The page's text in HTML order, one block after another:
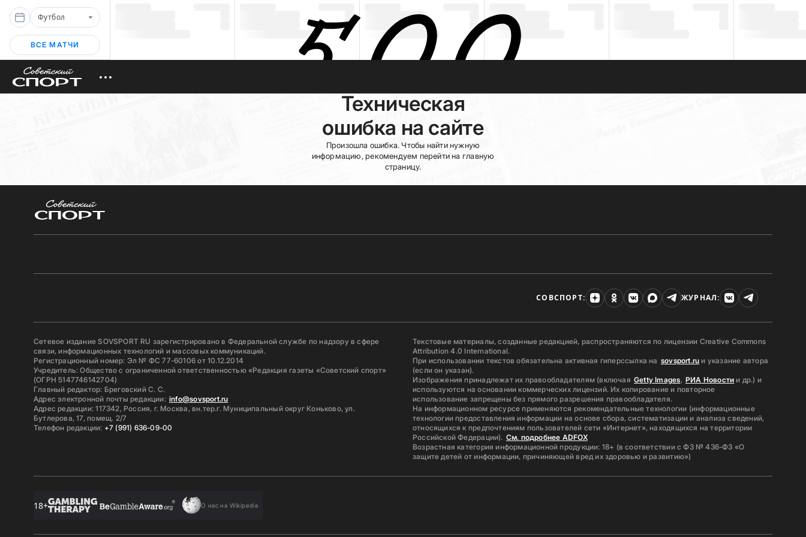
Футбол
ВСЕ МАТЧИ
Техническая
ошибка на сайте
Произошла ошибка. Чтобы найти нужную
информацию, рекомендуем перейти на главную
страницу.
СОВСПОРТ: ЖУРНАЛ:
Сетевое издание SOVSPORT RU зарегистрировано в Федеральной службе по надзору в сфере
связи, информационных технологий и массовых коммуникаций.
Регистрационный номер: Эл № ФС 77-60106 от 10.12.2014
Учредитель: Общество с ограниченной ответственностью «Редакция газеты «Советский спорт»
(ОГРН 5147746142704)
Главный редактор: Бреговский С. С.
Адрес электронной почты редакции: info@sovsport.ru
Адрес редакции: 117342, Россия, г. Москва, вн.тер.г. Муниципальный округ Коньково, ул.
Бутлерова, 17, помещ. 2/7
Телефон редакции: +7 (991) 636-09-00
Текстовые материалы, созданные редакцией, распространяются по лицензии Creative Commons
Attribution 4.0 International.
При использовании текстов обязательна активная гиперссылка на sovsport.ru и указание автора
(если он указан).
Изображения принадлежат их правообладателям (включая Getty Images, РИА Новости и др.) и
используются на основании коммерческих лицензий. Их копирование и повторное
использование запрещены без прямого разрешения правообладателя.
На информационном ресурсе применяются рекомендательные технологии (информационные
технологии предоставления информации на основе сбора, систематизации и анализа сведений,
относящихся к предпочтениям пользователей сети «Интернет», находящихся на территории
Российской Федерации). См. подробнее ADFOX
Возрастная категория информационной продукции: 18+ (в соответствии с ФЗ № 436-ФЗ «О
защите детей от информации, причиняющей вред их здоровью и развитию»)
18+ О нас на Wikipedia